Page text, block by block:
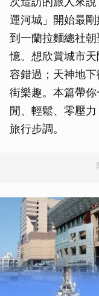
運河城」開始最
到一蘭拉麵總社
憶。想欣賞城市
容錯過；天神地
街樂趣。本篇帶
閒、輕鬆、零壓
旅行步調。